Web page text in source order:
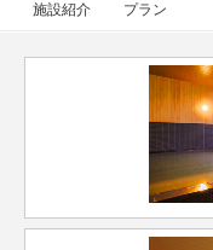
施設紹介 プラン